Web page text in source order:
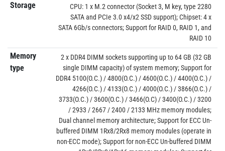
Storage
CPU: 1 x M.2 connector (Socket 3, M key, type 2280
SATA and PCIe 3.0 x4/x2 SSD support); Chipset: 4 x
SATA 6Gb/s connectors; Support for RAID 0, RAID 1, and
RAID 10
Memory
type
2 x DDR4 DIMM sockets supporting up to 64 GB (32 GB
single DIMM capacity) of system memory; Support for
DDR4 5100(O.C.) / 4800(O.C.) / 4600(O.C.) / 4400(O.C.) /
4266(O.C.) / 4133(O.C.) / 4000(O.C.) / 3866(O.C.) /
3733(O.C.) / 3600(O.C.) / 3466(O.C) / 3400(O.C.) / 3200
/ 2933 / 2667 / 2400 / 2133 MHz memory modules;
Dual channel memory architecture; Support for ECC Un-
buffered DIMM 1Rx8/2Rx8 memory modules (operate in
non-ECC mode); Support for non-ECC Un-buffered DIMM